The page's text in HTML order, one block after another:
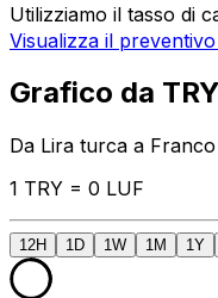
Utilizziamo il tasso di
Visualizza il
Grafico da
Da Lira turca a
1 TRY = 0 LUF
12H 1D 1W 1M 1Y